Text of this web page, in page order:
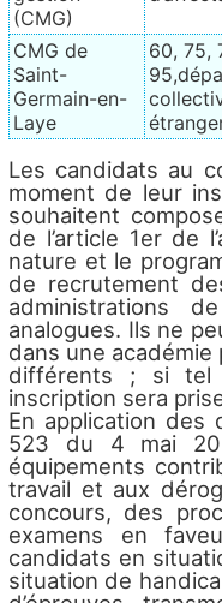
(CMG)
CMG de
Saint-
Germain-en-
Laye
60, 75,
Les candidats au
moment de leur
souhaitent
de l’article 1er de
nature et le
de recrutement
administrations
analogues. Ils ne
dans une
différents ; si tel
inscription sera
En application
523 du 4 mai
équipements
travail et aux
concours, des
examens en
candidats en
situation de